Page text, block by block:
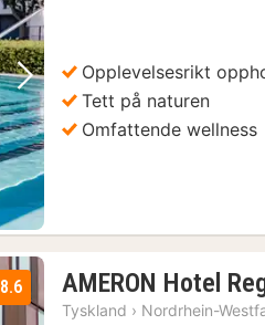
Neste bilde
Opplevelsesrikt
Tett på naturen
Omfattende wellness
8.6 AMERON Hotel
Tyskland › Nordrhein-